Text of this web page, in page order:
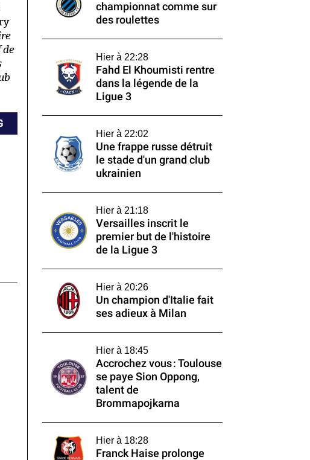
de
championnat comme sur
des roulettes
Hier à 22:28
Fahd El Khoumisti rentre
dans la légende de la
Ligue 3
Hier à 22:02
Une frappe russe détruit
le stade d'un grand club
ukrainien
Hier à 21:18
Versailles inscrit le
premier but de l'histoire
de la Ligue 3
Hier à 20:26
Un champion d'Italie fait
ses adieux à Milan
Hier à 18:45
Accrochez vous : Toulouse
se paye Sion Oppong,
talent de
Brommapojkarna
Hier à 18:28
Franck Haise prolonge